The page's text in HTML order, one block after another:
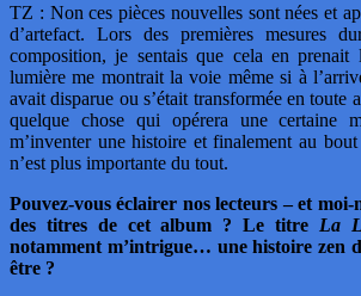
TZ : Non ces pièces nouvelles sont nées et
d’artefact. Lors des premières mesures
composition, je sentais que cela en prenait
lumière me montrait la voie même si à
avait disparue ou s’était transformée en toute
quelque chose qui opérera une certaine
m’inventer une histoire et finalement au
n’est plus importante du tout.
Pouvez-vous éclairer nos lecteurs – et
des titres de cet album ? Le titre La
notamment m’intrigue… une histoire zen
être ?